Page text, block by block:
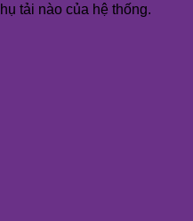
tải nào của hệ thống.